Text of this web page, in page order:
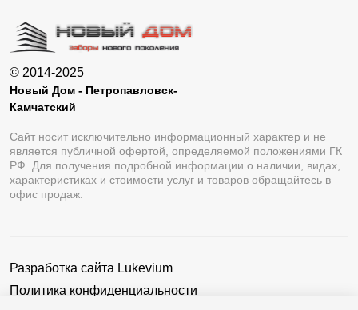
© 2014-2025
Новый Дом - Петропавловск-
Камчатский
Сайт носит исключительно информационный характер и не
является публичной офертой, определяемой положениями ГК
РФ. Для получения подробной информации о наличии, видах,
характеристиках и стоимости услуг и товаров обращайтесь в
офис продаж.
Разработка сайта Lukevium
Политика конфиденциальности